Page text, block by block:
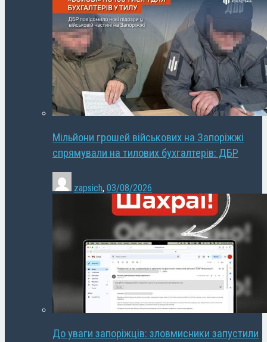
Мільйони грошей військових на Запоріжжі
спрямували на тилових бухгалтерів: ДБР
zapsich, 03/08/2026
До уваги запоріжців: зловмисники запустили